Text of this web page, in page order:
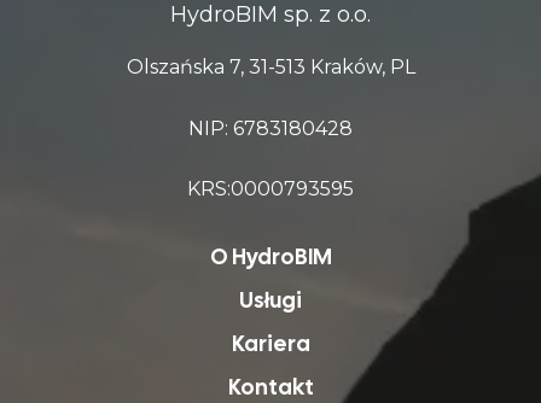
HydroBIM sp. z o.o.
Olszańska 7, 31-513 Kraków, PL
NIP: 6783180428
KRS:0000793595
O HydroBIM
Usługi
Kariera
Kontakt